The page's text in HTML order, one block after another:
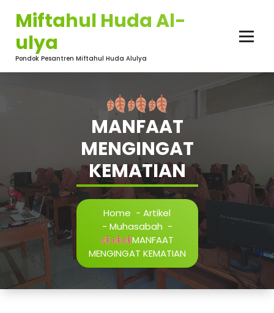
contentMiftahul Huda Al-
ulya
Pondok Pesantren Miftahul Huda Alulya
MANFAAT
MENGINGAT
KEMATIAN
Home - Artikel
- Muhasabah -
MANFAAT
MENGINGAT KEMATIAN